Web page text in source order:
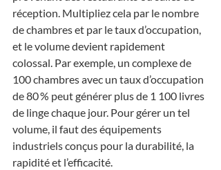
réception. Multipliez cela par le nombre
de chambres et par le taux d’occupation,
et le volume devient rapidement
colossal. Par exemple, un complexe de
100 chambres avec un taux d’occupation
de 80 % peut générer plus de 1 100 livres
de linge chaque jour. Pour gérer un tel
volume, il faut des équipements
industriels conçus pour la durabilité, la
rapidité et l’efficacité.